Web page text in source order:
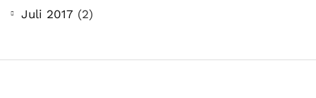
Juli 2017 (2)